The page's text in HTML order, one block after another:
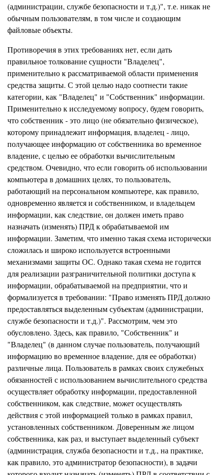
(администрации, службе безопасности и т.д.)", т.е. никак не
обычным пользователям, в том числе и создающим
файловые объекты.
Противоречия в этих требованиях нет, если дать
правильное толкование сущности "Владелец",
применительно к рассматриваемой области применения
средства защиты. С этой целью надо соотнести такие
категории, как "Владелец" и "Собственник" информации.
Применительно к исследуемому вопросу, будем говорить,
что собственник - это лицо (не обязательно физическое),
которому принадлежит информация, владелец - лицо,
получающее информацию от собственника во временное
владение, с целью ее обработки вычислительным
средством. Очевидно, что если говорить об использовании
компьютера в домашних целях, то пользователь,
работающий на персональном компьютере, как правило,
одновременно является и собственником, и владельцем
информации, как следствие, он должен иметь право
назначать (изменять) ПРД к обрабатываемой им
информации. Заметим, что именно такая схема исторически
сложилась и широко используется встроенными
механизмами защиты ОС. Однако такая схема не годится
для реализации разграничительной политики доступа к
информации, обрабатываемой на предприятии, что и
формализуется в требовании: "Право изменять ПРД должно
предоставляться выделенным субъектам (администрации,
службе безопасности и т.д.)". Рассмотрим, чем это
обусловлено. Здесь, как правило, "Собственник" и
"Владелец" (в данном случае пользователь, получающий
информацию во временное владение, для ее обработки)
различные лица. Пользователь в рамках своих служебных
обязанностей с использованием вычислительного средства
осуществляет обработку информации, предоставленной
собственником, как следствие, может осуществлять
действия с этой информацией только в рамках правил,
установленных собственником. Доверенным же лицом
собственника, как раз, и выступает выделенный субъект
(администрация, служба безопасности и т.д., на практике,
как правило, это администратор безопасности), в задачи